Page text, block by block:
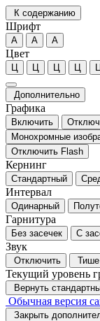
К содержанию
Шрифт
А А А
Цвет
Ц Ц Ц Ц
Дополнительно
Графика
Включить
Монохромные
Отключить Flash
Кернинг
Стандартный
Интервал
Одинарный
Гарнитура
Без засечек С
Звук
Отключить Тише
Текущий уровень
Вернуть
Обычная версия
Закрыть